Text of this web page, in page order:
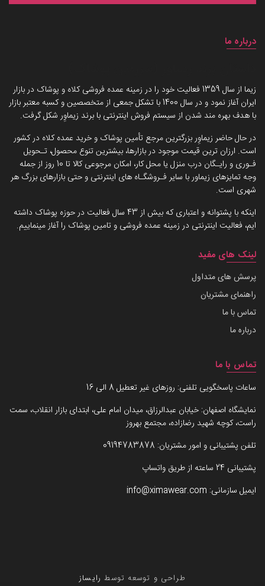
درباره ما
زیما از سال 1359 فعالیت خود را در زمینه عمده فروشی کلاه و پوشاک در بازار
ایران آغاز نمود و در سال 1400 با تشکل جمعی از متخصصین و کسبه معتبر بازار
با هدف بهره مند شدن از سیستم فروش اینترنتی با برند زیماوِر شکل گرفت.
در حال حاضر زیماوِر بزرگترین مرجع تأمین پوشاک و خرید عمده کلاه در کشور
است. ارزان ترین قیمت موجود در بازارها، بیشترین تنوع محصول، تـحویل
فـوری و رایـگان درب منزل یا محل کار، امکان مرجوعی کالا تا 10 روز از جمله
وجه تمایزهای زیماور با سایر فـروشگـاه های اینترنتی و حتی بازارهای بزرگ هر
شهری است.
اینکه با پشتوانه و اعتباری که بیش از 43 سال فعالیت در حوزه پوشاک داشته
ایم، فعالیت اینترنتی در زمینه عمده فروشی و تامین پوشاک را آغاز مینماییم.
لینک های مفید
پرسش های متداول
راهنمای مشتریان
تماس با ما
درباره ما
تماس با ما
ساعات پاسخگویی تلفنی: روزهای غیر تعطیل 8 الی 16
نمایشگاه اصفهان: خیابان عبدالرزاق، میدان امام علی، ابتدای بازار انقلاب، سمت
راست، کوچه شهید رضازاده، مجتمع بهروز
تلفن پشتیبانی و امور مشتریان: 09194783878
پشتیبانی 24 ساعته از طریق واتساپ
ایمیل سازمانی: info@ximawear.com
طراحی و توسعه توسط رایساز